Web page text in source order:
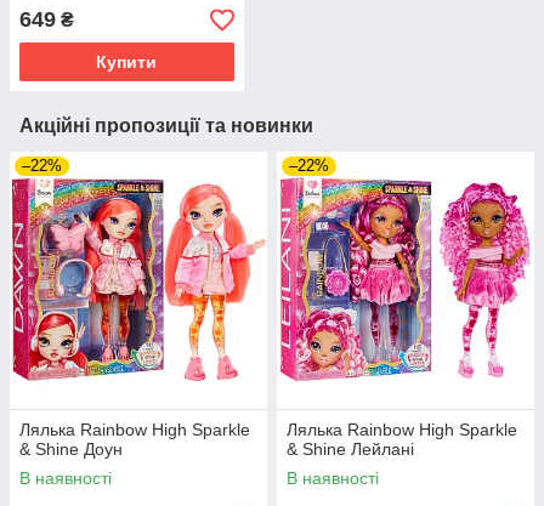
649 ₴
Купити
Акційні пропозиції та новинки
–22%
Лялька Rainbow High Sparkle
& Shine Доун
В наявності
–22%
Лялька Rainbow High Sparkle
& Shine Лейлані
В наявності